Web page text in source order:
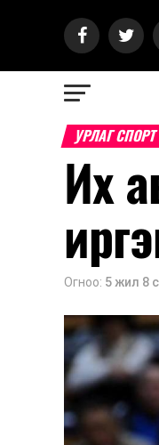
УРЛАГ СПОРТ
Их
Огноо: 5 жил 8